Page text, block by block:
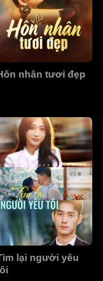
nhân tươi đẹp
lại người yêu